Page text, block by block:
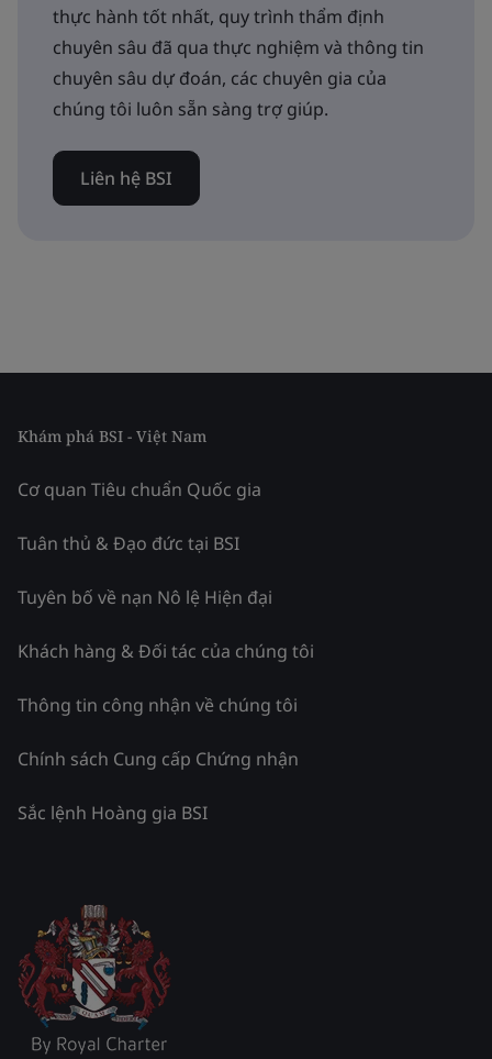
thực hành tốt nhất, quy trình thẩm định
chuyên sâu đã qua thực nghiệm và thông tin
chuyên sâu dự đoán, các chuyên gia của
chúng tôi luôn sẵn sàng trợ giúp.
Liên hệ BSI
Khám phá BSI - Việt Nam
Cơ quan Tiêu chuẩn Quốc gia
Tuân thủ & Đạo đức tại BSI
Tuyên bố về nạn Nô lệ Hiện đại
Khách hàng & Đối tác của chúng tôi
Thông tin công nhận về chúng tôi
Chính sách Cung cấp Chứng nhận
Sắc lệnh Hoàng gia BSI